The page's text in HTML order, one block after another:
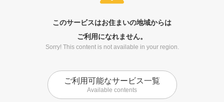
このサービスはお住まいの地域からは
ご利用になれません。
Sorry! This content is not available in your region.
ご利用可能なサービス一覧
Available contents